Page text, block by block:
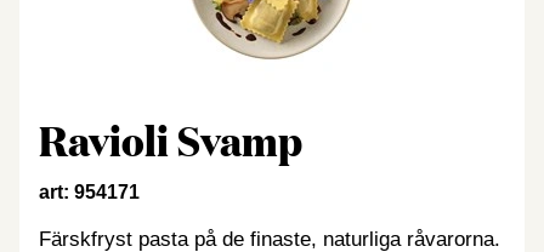
Ravioli Svamp
art: 954171
Färskfryst pasta på de finaste, naturliga råvarorna.